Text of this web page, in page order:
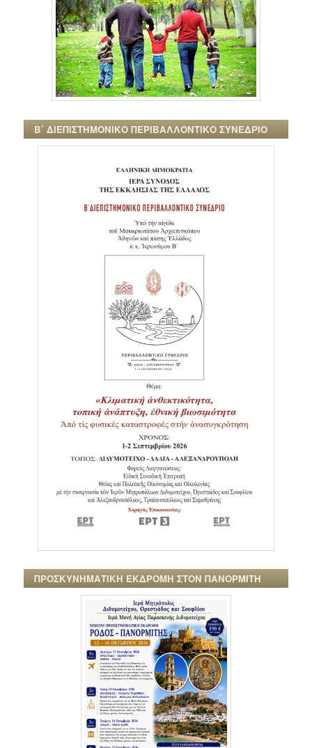
Β΄ ΔΙΕΠΙΣΤΗΜΟΝΙΚΟ ΠΕΡΙΒΑΛΛΟΝΤΙΚΟ ΣΥΝΕΔΡΙΟ
ΠΡΟΣΚΥΝΗΜΑΤΙΚΗ ΕΚΔΡΟΜΗ ΣΤΟΝ ΠΑΝΟΡΜΙΤΗ